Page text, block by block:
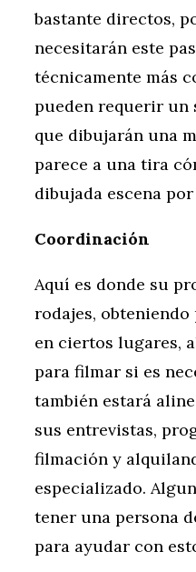
bastante directos,
necesitarán este
técnicamente más
pueden requerir un
que dibujarán una
parece a una tira
dibujada escena por
Coordinación
Aquí es donde su
rodajes,
en ciertos lugares,
para filmar si es
también estará
sus entrevistas,
filmación y
especializado.
tener una persona
para ayudar con